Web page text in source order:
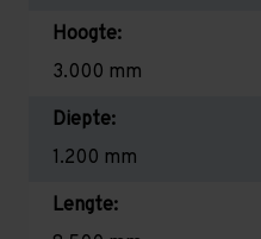
Hoogte:
3.000 mm
Diepte:
1.200 mm
Lengte: